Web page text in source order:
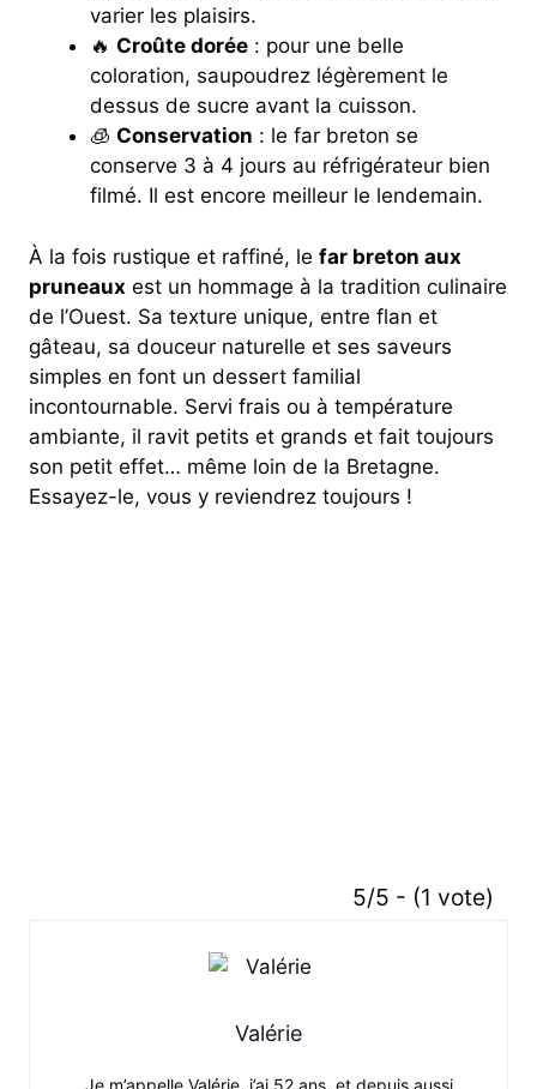
varier les plaisirs.
🔥 Croûte dorée : pour une belle
coloration, saupoudrez légèrement le
dessus de sucre avant la cuisson.
🧊 Conservation : le far breton se
conserve 3 à 4 jours au réfrigérateur bien
filmé. Il est encore meilleur le lendemain.
À la fois rustique et raffiné, le far breton aux
pruneaux est un hommage à la tradition culinaire
de l’Ouest. Sa texture unique, entre flan et
gâteau, sa douceur naturelle et ses saveurs
simples en font un dessert familial
incontournable. Servi frais ou à température
ambiante, il ravit petits et grands et fait toujours
son petit effet… même loin de la Bretagne.
Essayez-le, vous y reviendrez toujours !
5/5 - (1 vote)
Valérie
Je m’appelle Valérie, j’ai 52 ans, et depuis aussi